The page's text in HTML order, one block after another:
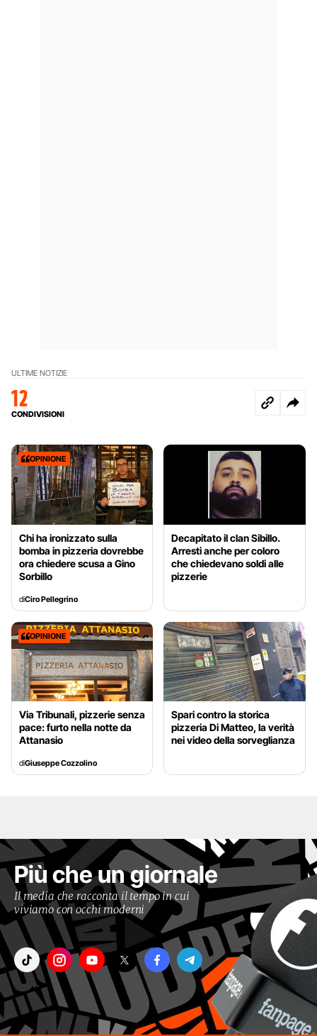
ULTIME NOTIZIE
12
CONDIVISIONI
OPINIONE
Chi ha ironizzato sulla
bomba in pizzeria dovrebbe
ora chiedere scusa a Gino
Sorbillo
diCiro Pellegrino
Decapitato il clan Sibillo.
Arresti anche per coloro
che chiedevano soldi alle
pizzerie
OPINIONE
Via Tribunali, pizzerie senza
pace: furto nella notte da
Attanasio
diGiuseppe Cozzolino
Spari contro la storica
pizzeria Di Matteo, la verità
nei video della sorveglianza
Più che un giornale
Il media che racconta il tempo in cui
viviamo con occhi moderni